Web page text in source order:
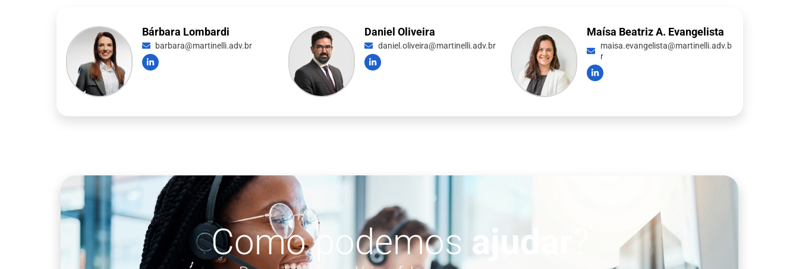
Bárbara Lombardi
barbara@martinelli.adv.br
Daniel Oliveira
daniel.oliveira@martinelli.adv.br
Maísa Beatriz A. Evangelista
maisa.evangelista@martinelli.adv.b
r
Como podemos ajudar